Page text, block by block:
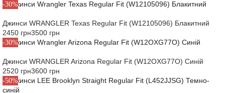
-30%
Джинси WRANGLER Texas Regular Fit (W12105096) Блакитний
2450 грн3500 грн
-30%
Джинси WRANGLER Arizona Regular Fit (W12OXG77O) Синій
2520 грн3600 грн
-50%